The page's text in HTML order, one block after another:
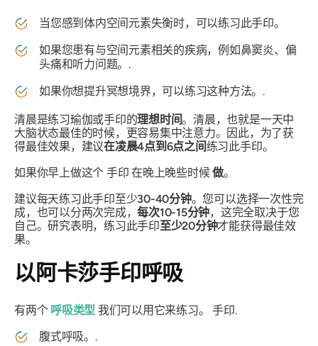
当您感到体内空间元素失衡时，可以练习此手印。
如果您患有与空间元素相关的疾病，例如鼻窦炎、偏
头痛和听力问题。.
如果你想提升冥想境界，可以练习这种方法。.
清晨是练习瑜伽或手印的理想时间。清晨，也就是一天中
大脑状态最佳的时候，更容易集中注意力。因此，为了获
得最佳效果，建议在凌晨4点到6点之间练习此手印。
如果你早上做这个 手印 在晚上晚些时候做。
建议每天练习此手印至少30-40分钟。您可以选择一次性完
成，也可以分两次完成，每次10-15分钟，这完全取决于您
自己。研究表明，练习此手印至少20分钟才能获得最佳效
果。
以阿卡莎手印呼吸
有两个 呼吸类型 我们可以用它来练习。手印.
腹式呼吸。.